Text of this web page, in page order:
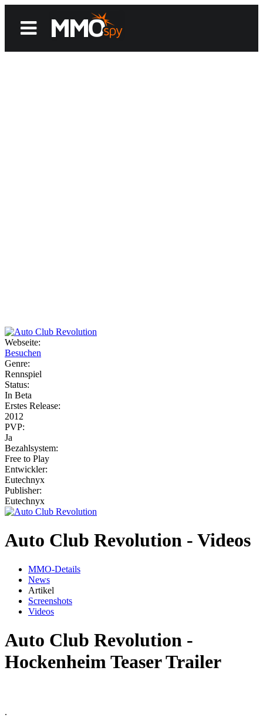
Webseite:
Besuchen
Genre:
Rennspiel
Status:
In Beta
Erstes Release:
2012
PVP:
Ja
Bezahlsystem:
Free to Play
Entwickler:
Eutechnyx
Publisher:
Eutechnyx
Auto Club Revolution - Videos
MMO-Details
News
Artikel
Screenshots
Videos
Auto Club Revolution -
Hockenheim Teaser Trailer
.